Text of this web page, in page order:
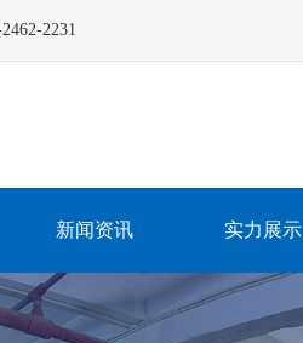
2231
新闻资讯 实力展示